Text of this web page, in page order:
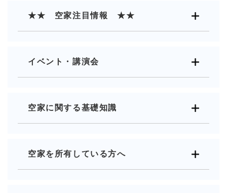
★★ 空家注目情報 ★★
イベント・講演会
空家に関する基礎知識
空家を所有している方へ